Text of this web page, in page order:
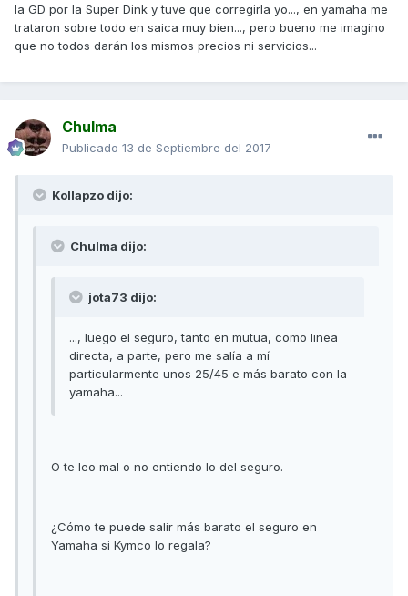
la GD por la Super Dink y tuve que corregirla yo..., en yamaha me
trataron sobre todo en saica muy bien..., pero bueno me imagino
que no todos darán los mismos precios ni servicios...
Chulma
Publicado 13 de Septiembre del 2017
Kollapzo dijo:
Chulma dijo:
jota73 dijo:
..., luego el seguro, tanto en mutua, como linea
directa, a parte, pero me salía a mí
particularmente unos 25/45 e más barato con la
yamaha...
O te leo mal o no entiendo lo del seguro.
¿Cómo te puede salir más barato el seguro en
Yamaha si Kymco lo regala?